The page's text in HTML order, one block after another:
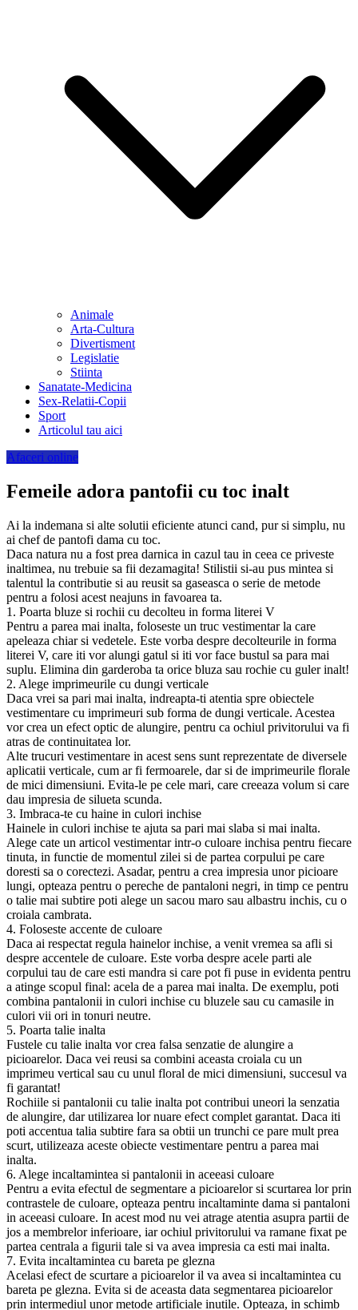
Animale
Arta-Cultura
Divertisment
Legislatie
Stiinta
Sanatate-Medicina
Sex-Relatii-Copii
Sport
Articolul tau aici
Afaceri online
Femeile adora pantofii cu toc inalt
Ai la indemana si alte solutii eficiente atunci cand, pur si simplu, nu
ai chef de pantofi dama cu toc.
Daca natura nu a fost prea darnica in cazul tau in ceea ce priveste
inaltimea, nu trebuie sa fii dezamagita! Stilistii si-au pus mintea si
talentul la contributie si au reusit sa gaseasca o serie de metode
pentru a folosi acest neajuns in favoarea ta.
1. Poarta bluze si rochii cu decolteu in forma literei V
Pentru a parea mai inalta, foloseste un truc vestimentar la care
apeleaza chiar si vedetele. Este vorba despre decolteurile in forma
literei V, care iti vor alungi gatul si iti vor face bustul sa para mai
suplu. Elimina din garderoba ta orice bluza sau rochie cu guler inalt!
2. Alege imprimeurile cu dungi verticale
Daca vrei sa pari mai inalta, indreapta-ti atentia spre obiectele
vestimentare cu imprimeuri sub forma de dungi verticale. Acestea
vor crea un efect optic de alungire, pentru ca ochiul privitorului va fi
atras de continuitatea lor.
Alte trucuri vestimentare in acest sens sunt reprezentate de diversele
aplicatii verticale, cum ar fi fermoarele, dar si de imprimeurile florale
de mici dimensiuni. Evita-le pe cele mari, care creeaza volum si care
dau impresia de silueta scunda.
3. Imbraca-te cu haine in culori inchise
Hainele in culori inchise te ajuta sa pari mai slaba si mai inalta.
Alege cate un articol vestimentar intr-o culoare inchisa pentru fiecare
tinuta, in functie de momentul zilei si de partea corpului pe care
doresti sa o corectezi. Asadar, pentru a crea impresia unor picioare
lungi, opteaza pentru o pereche de pantaloni negri, in timp ce pentru
o talie mai subtire poti alege un sacou maro sau albastru inchis, cu o
croiala cambrata.
4. Foloseste accente de culoare
Daca ai respectat regula hainelor inchise, a venit vremea sa afli si
despre accentele de culoare. Este vorba despre acele parti ale
corpului tau de care esti mandra si care pot fi puse in evidenta pentru
a atinge scopul final: acela de a parea mai inalta. De exemplu, poti
combina pantalonii in culori inchise cu bluzele sau cu camasile in
culori vii ori in tonuri neutre.
5. Poarta talie inalta
Fustele cu talie inalta vor crea falsa senzatie de alungire a
picioarelor. Daca vei reusi sa combini aceasta croiala cu un
imprimeu vertical sau cu unul floral de mici dimensiuni, succesul va
fi garantat!
Rochiile si pantalonii cu talie inalta pot contribui uneori la senzatia
de alungire, dar utilizarea lor nuare efect complet garantat. Daca iti
poti accentua talia subtire fara sa obtii un trunchi ce pare mult prea
scurt, utilizeaza aceste obiecte vestimentare pentru a parea mai
inalta.
6. Alege incaltamintea si pantalonii in aceeasi culoare
Pentru a evita efectul de segmentare a picioarelor si scurtarea lor prin
contrastele de culoare, opteaza pentru incaltaminte dama si pantaloni
in aceeasi culoare. In acest mod nu vei atrage atentia asupra partii de
jos a membrelor inferioare, iar ochiul privitorului va ramane fixat pe
partea centrala a figurii tale si va avea impresia ca esti mai inalta.
7. Evita incaltamintea cu bareta pe glezna
Acelasi efect de scurtare a picioarelor il va avea si incaltamintea cu
bareta pe glezna. Evita si de aceasta data segmentarea picioarelor
prin intermediul unor metode artificiale inutile. Opteaza, in schimb